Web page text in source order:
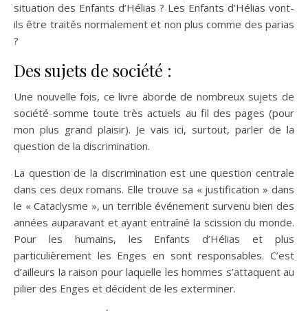
situation des Enfants d’Hélias ? Les Enfants d’Hélias vont-
ils être traités normalement et non plus comme des parias
?
Des sujets de société :
Une nouvelle fois, ce livre aborde de nombreux sujets de
société somme toute très actuels au fil des pages (pour
mon plus grand plaisir). Je vais ici, surtout, parler de la
question de la discrimination.
La question de la discrimination est une question centrale
dans ces deux romans. Elle trouve sa « justification » dans
le « Cataclysme », un terrible événement survenu bien des
années auparavant et ayant entraîné la scission du monde.
Pour les humains, les Enfants d’Hélias et plus
particulièrement les Enges en sont responsables. C’est
d’ailleurs la raison pour laquelle les hommes s’attaquent au
pilier des Enges et décident de les exterminer.